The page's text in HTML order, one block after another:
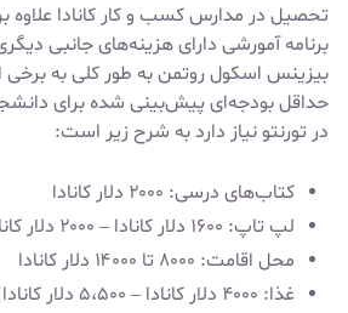
تحصیل در مدارس کسب و کار کانادا علاوه
برنامه آمورشی دارای هزینه‌های جانبی
بیزینس اسکول روتمن به طور کلی به برخی
در تورنتو نیاز دارد به شرح زیر است:
کتاب‌های درسی: ۲۰۰۰ دلار کانادا
لپ تاپ: ۱۶۰۰ دلار کانادا – ۲۰۰۰ دلار کانادا
محل اقامت: ۸۰۰۰ تا ۱۴۰۰۰ دلار کانادا
غذا: ۴۰۰۰ دلار کانادا – ۵،۵۰۰ دلار کانادا